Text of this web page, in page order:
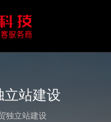
立站建设
独立站建设